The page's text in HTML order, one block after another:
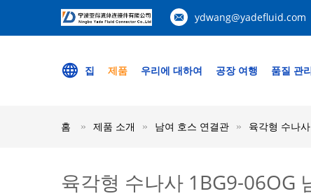
ydwang@yadefluid.com
집 제품 우리에 대하여 공장 여행 품질 관
홈 제품 소개 남여 호스 연결관 육각형 수나
육각형 수나사 1BG9-06OG